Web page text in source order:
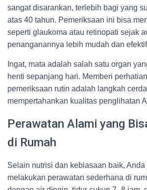
sangat disarankan, terlebih bagi yang
atas 40 tahun. Pemeriksaan ini bisa
seperti glaukoma atau retinopati sejak
penanganannya lebih mudah dan
Ingat, mata adalah salah satu organ
henti sepanjang hari. Memberi
pemeriksaan rutin adalah langkah
mempertahankan kualitas penglihatan
Perawatan Alami yang
di Rumah
Selain nutrisi dan kebiasaan baik, Anda
melakukan perawatan sederhana di